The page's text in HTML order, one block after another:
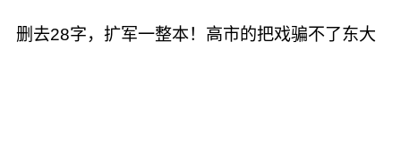
删去28字，扩军一整本！高市的把戏骗不了东大